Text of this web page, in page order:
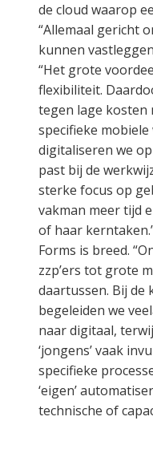
de cloud waarop
“Allemaal gericht
kunnen
“Het grote
flexibiliteit.
tegen lage kosten
specifieke
digitaliseren we
past bij de
sterke focus op
vakman meer tijd
of haar
Forms is breed.
zzp’ers tot grote
daartussen. Bij de
begeleiden we
naar digitaal,
‘jongens’ vaak
specifieke
‘eigen’
technische of